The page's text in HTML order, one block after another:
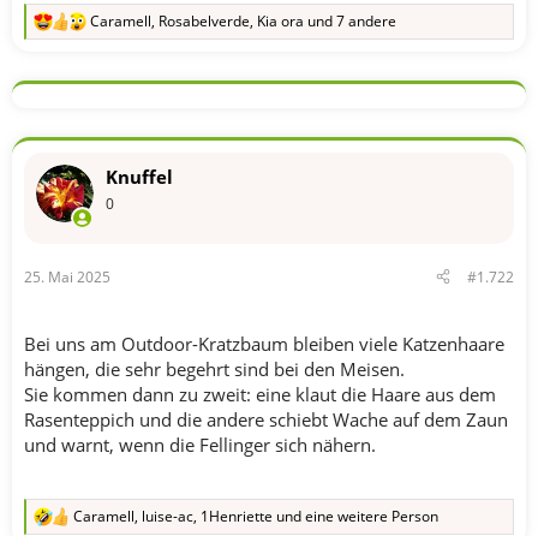
R
k
o
e
n
Caramell, Rosabelverde, Kia ora und 7 andere
Knuffel
0
25. Mai 2025 #1.722
Bei uns am Outdoor-Kratzbaum bleiben viele Katzenhaare
hängen, die sehr begehrt sind bei den Meisen.
Sie kommen dann zu zweit: eine klaut die Haare aus dem
Rasenteppich und die andere schiebt Wache auf dem Zaun
und warnt, wenn die Fellinger sich nähern.
R
Caramell, luise-ac, 1Henriette und eine weitere Person